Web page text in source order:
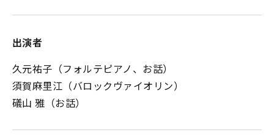
出演者
久元祐子（フォルテピアノ、お話）
須賀麻里江（バロックヴァイオリン）
礒山 雅（お話）